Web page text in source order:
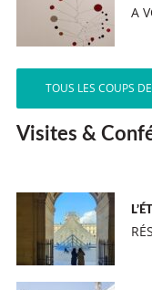
A
TOUS LES COUPS
Visites &